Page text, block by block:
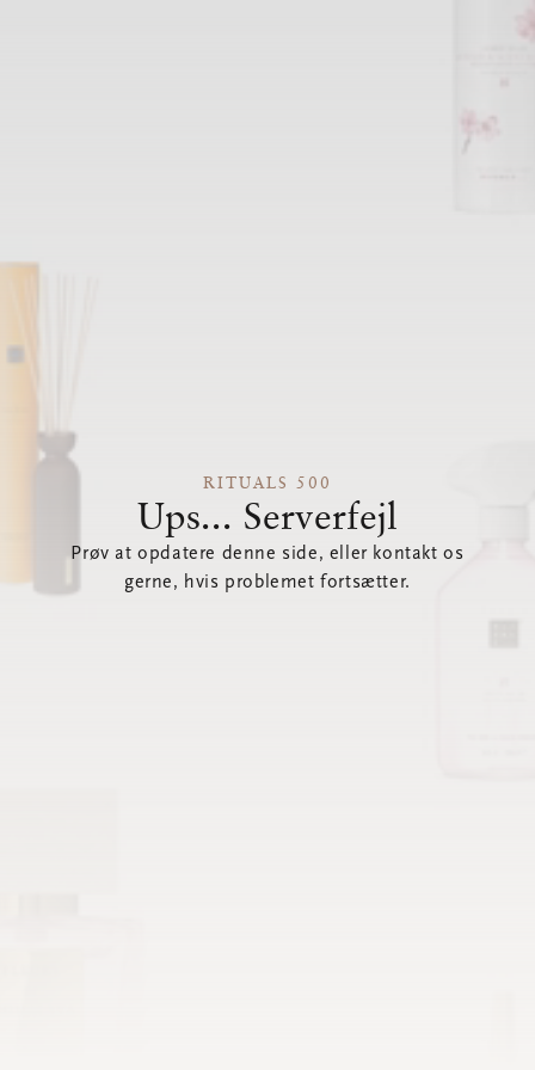
RITUALS 500
Ups... Serverfejl
Prøv at opdatere denne side, eller kontakt os
gerne, hvis problemet fortsætter.